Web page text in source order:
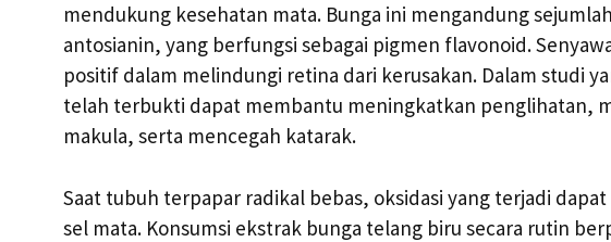
mendukung kesehatan mata. Bunga ini mengandung
antosianin, yang berfungsi sebagai pigmen flavonoid.
positif dalam melindungi retina dari kerusakan. Dalam studi
telah terbukti dapat membantu meningkatkan penglihatan,
makula, serta mencegah katarak.
Saat tubuh terpapar radikal bebas, oksidasi yang terjadi
sel mata. Konsumsi ekstrak bunga telang biru secara rutin